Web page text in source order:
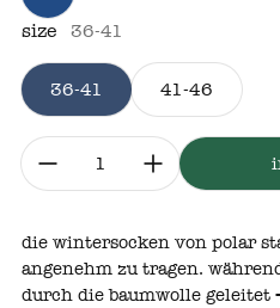
skihytta
size 36-41
36-41 41-46
menge:
die wintersocken von polar
angenehm zu tragen.
durch die baumwolle geleitet